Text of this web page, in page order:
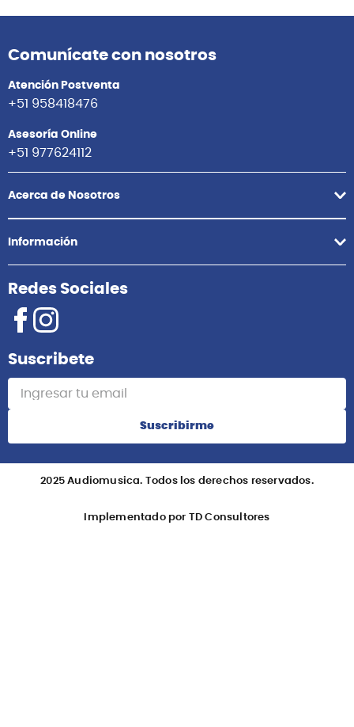
Comunícate con nosotros
Atención Postventa
+51 958418476
Asesoría Online
+51 977624112
Acerca de Nosotros
Información
Redes Sociales
Suscribete
Suscribirme
2025 Audiomusica. Todos los derechos reservados.
Implementado por TD Consultores